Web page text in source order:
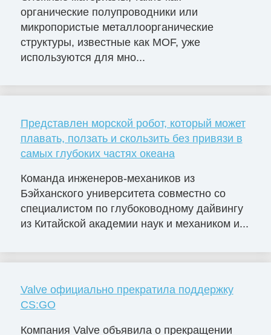
органические полупроводники или
микропористые металлоорганические
структуры, известные как MOF, уже
используются для мно...
Представлен морской робот, который может
плавать, ползать и скользить без привязи в
самых глубоких частях океана
Команда инженеров-механиков из
Бэйханского университета совместно со
специалистом по глубоководному дайвингу
из Китайской академии наук и механиком и...
Valve официально прекратила поддержку
CS:GO
Компания Valve объявила о прекращении